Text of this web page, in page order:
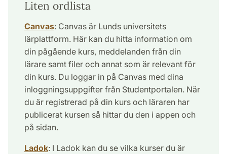
Liten ordlista
Canvas: Canvas är Lunds universitets
lärplattform. Här kan du hitta information om
din pågående kurs, meddelanden från din
lärare samt filer och annat som är relevant för
din kurs. Du loggar in på Canvas med dina
inloggningsuppgifter från Studentportalen. När
du är registrerad på din kurs och läraren har
publicerat kursen så hittar du den i appen och
på sidan.
Ladok: I Ladok kan du se vilka kurser du är